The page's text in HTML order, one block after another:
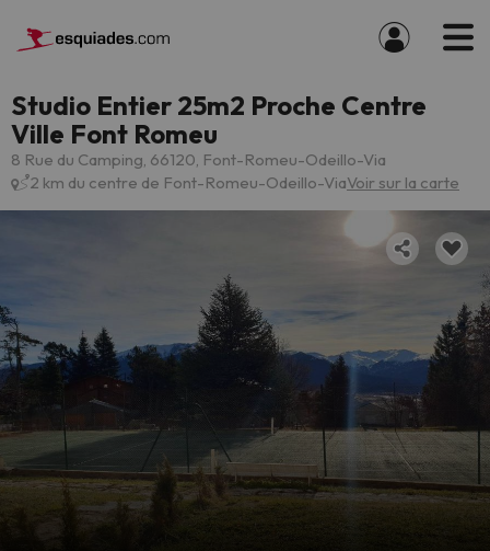
Studio Entier 25m2 Proche Centre
Ville Font Romeu
8 Rue du Camping, 66120, Font-Romeu-Odeillo-Via
2 km du centre de Font-Romeu-Odeillo-ViaVoir sur la carte